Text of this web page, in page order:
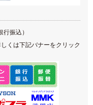
振込）
くは下記バナーをクリック